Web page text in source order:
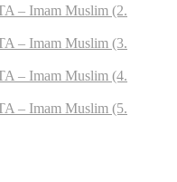
– Imam Muslim (2.
– Imam Muslim (3.
– Imam Muslim (4.
– Imam Muslim (5.